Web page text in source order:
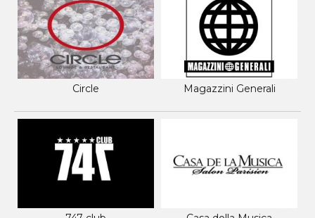
Circle Magazzini Generali